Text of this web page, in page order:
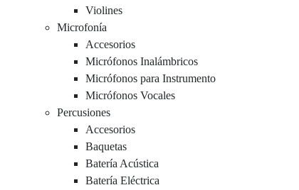
Violines
Microfonía
Accesorios
Micrófonos Inalámbricos
Micrófonos para Instrumento
Micrófonos Vocales
Percusiones
Accesorios
Baquetas
Batería Acústica
Batería Eléctrica